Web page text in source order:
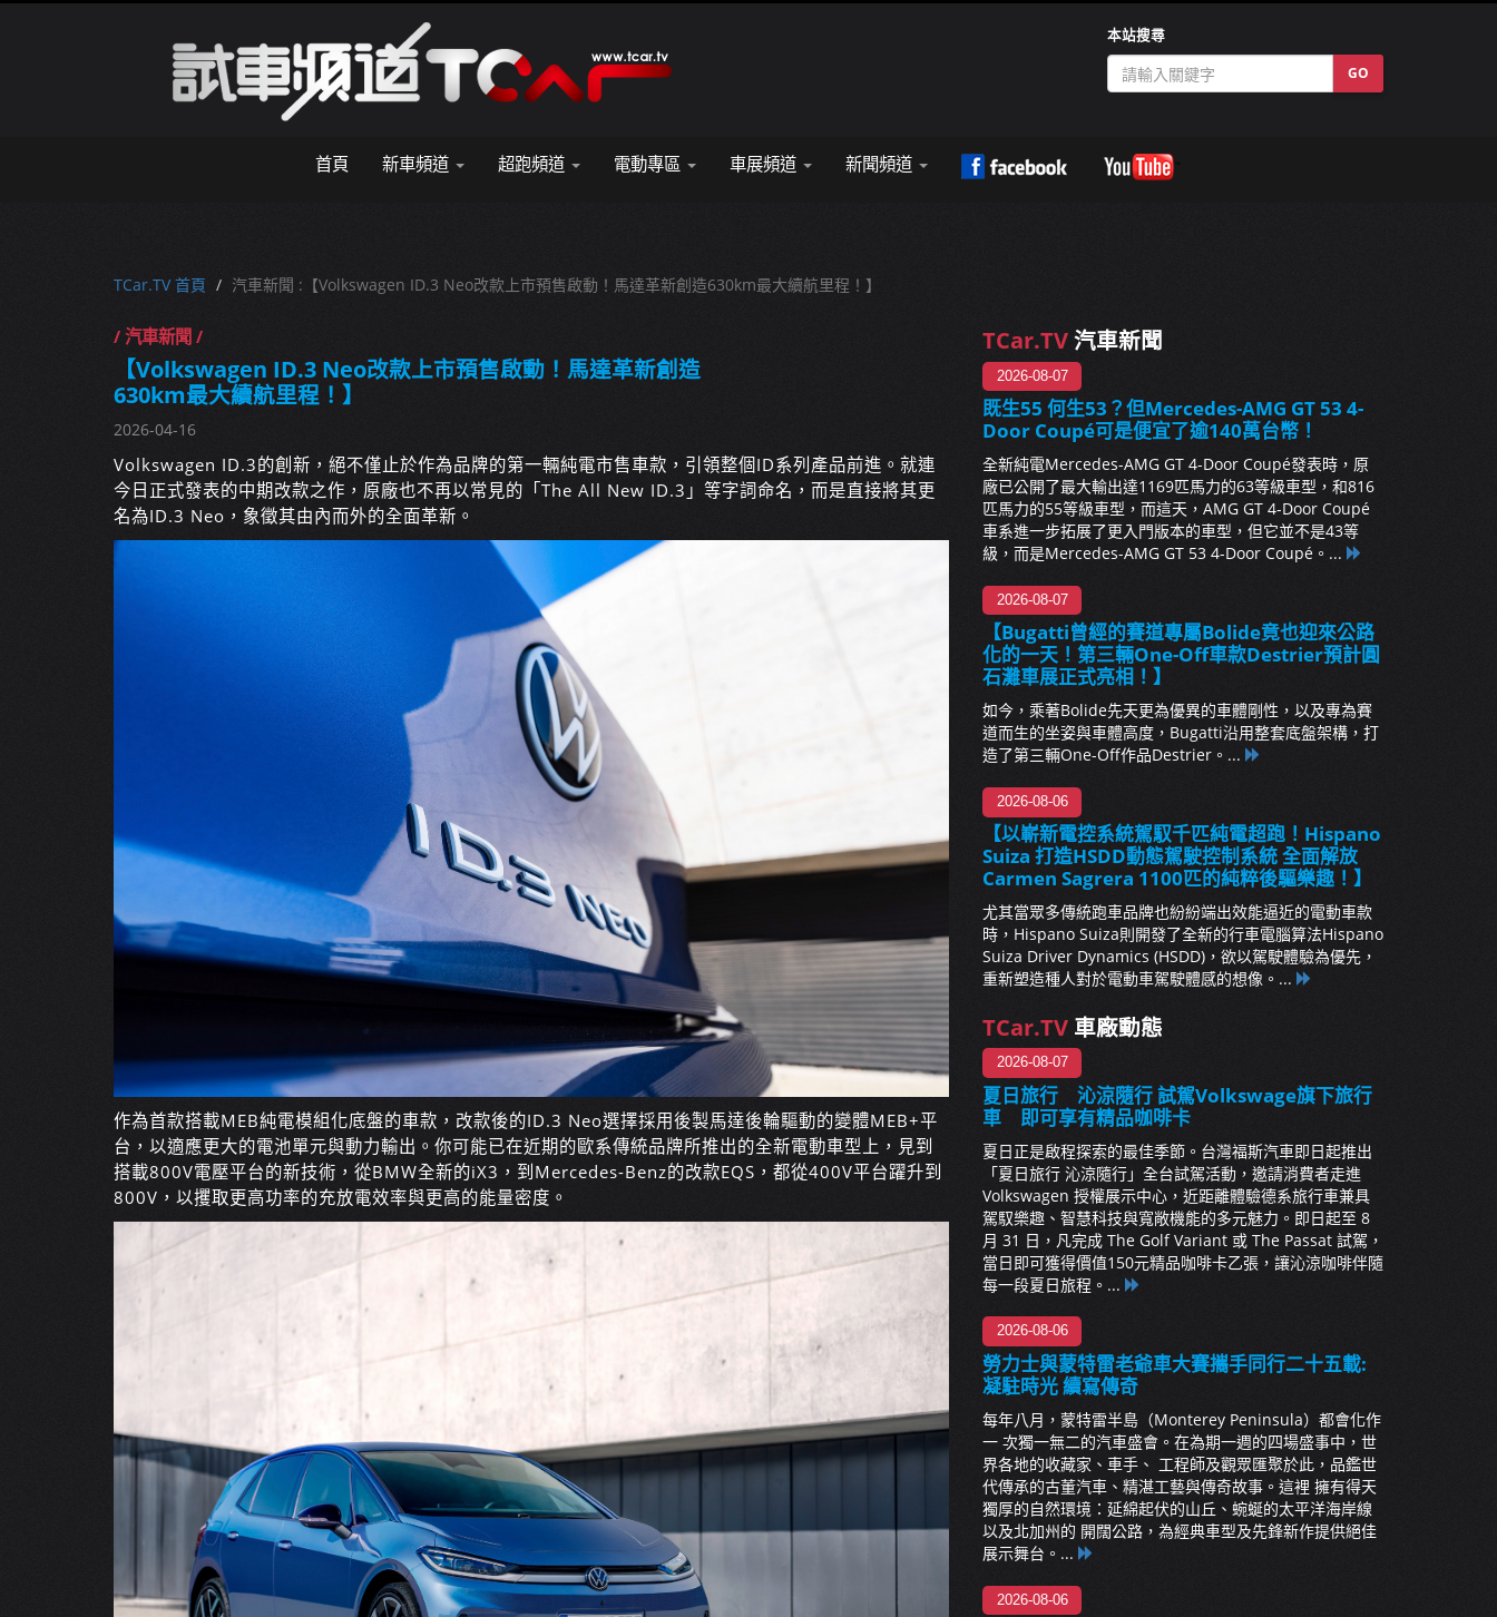
本站搜尋
GO
首頁 新車頻道 超跑頻道 電動專區 車展頻道 新聞頻道
TCar.TV 首頁 汽車新聞 :【Volkswagen ID.3 Neo改款上市預售啟動！馬達革新創造630km最大續航里程！】
/ 汽車新聞 /
【Volkswagen ID.3 Neo改款上市預售啟動！馬達革新創造
630km最大續航里程！】
2026-04-16
Volkswagen ID.3的創新，絕不僅止於作為品牌的第一輛純電市售車款，引領整個ID系列產品前進。就連
今日正式發表的中期改款之作，原廠也不再以常見的「The All New ID.3」等字詞命名，而是直接將其更
名為ID.3 Neo，象徵其由內而外的全面革新。
作為首款搭載MEB純電模組化底盤的車款，改款後的ID.3 Neo選擇採用後製馬達後輪驅動的變體MEB+平
台，以適應更大的電池單元與動力輸出。你可能已在近期的歐系傳統品牌所推出的全新電動車型上，見到
搭載800V電壓平台的新技術，從BMW全新的iX3，到Mercedes-Benz的改款EQS，都從400V平台躍升到
800V，以攫取更高功率的充放電效率與更高的能量密度。
TCar.TV汽車新聞
2026-08-07
既生55 何生53？但Mercedes-AMG GT 53 4-
Door Coupé可是便宜了逾140萬台幣！
全新純電Mercedes-AMG GT 4-Door Coupé發表時，原
廠已公開了最大輸出達1169匹馬力的63等級車型，和816
匹馬力的55等級車型，而這天，AMG GT 4-Door Coupé
車系進一步拓展了更入門版本的車型，但它並不是43等
級，而是Mercedes-AMG GT 53 4-Door Coupé。...
2026-08-07
【Bugatti曾經的賽道專屬Bolide竟也迎來公路
化的一天！第三輛One-Off車款Destrier預計圓
石灘車展正式亮相！】
如今，乘著Bolide先天更為優異的車體剛性，以及專為賽
道而生的坐姿與車體高度，Bugatti沿用整套底盤架構，打
造了第三輛One-Off作品Destrier。...
2026-08-06
【以嶄新電控系統駕馭千匹純電超跑！Hispano
Suiza 打造HSDD動態駕駛控制系統 全面解放
Carmen Sagrera 1100匹的純粹後驅樂趣！】
尤其當眾多傳統跑車品牌也紛紛端出效能逼近的電動車款
時，Hispano Suiza則開發了全新的行車電腦算法Hispano
Suiza Driver Dynamics (HSDD)，欲以駕駛體驗為優先，
重新塑造種人對於電動車駕駛體感的想像。...
TCar.TV 車廠動態
2026-08-07
夏日旅行 沁涼隨行 試駕Volkswage旗下旅行
車 即可享有精品咖啡卡
夏日正是啟程探索的最佳季節。台灣福斯汽車即日起推出
「夏日旅行 沁涼隨行」全台試駕活動，邀請消費者走進
Volkswagen 授權展示中心，近距離體驗德系旅行車兼具
駕馭樂趣、智慧科技與寬敞機能的多元魅力。即日起至 8
月 31 日，凡完成 The Golf Variant 或 The Passat 試駕，
當日即可獲得價值150元精品咖啡卡乙張，讓沁涼咖啡伴隨
每一段夏日旅程。...
2026-08-06
勞力士與蒙特雷老爺車大賽攜手同行二十五載:
凝駐時光 續寫傳奇
每年八月，蒙特雷半島（Monterey Peninsula）都會化作
一 次獨一無二的汽車盛會。在為期一週的四場盛事中，世
界各地的收藏家、車手、 工程師及觀眾匯聚於此，品鑑世
代傳承的古董汽車、精湛工藝與傳奇故事。這裡 擁有得天
獨厚的自然環境：延綿起伏的山丘、蜿蜒的太平洋海岸線
以及北加州的 開闊公路，為經典車型及先鋒新作提供絕佳
展示舞台。...
2026-08-06